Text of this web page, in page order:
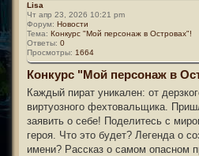
Lisa
Чт апр 23, 2026 10:21 pm
Форум: Новости
Тема: Конкурс "Мой персонаж в Островах"!
Ответы: 0
Просмотры: 1664
Конкурс "Мой персонаж в
Каждый пират уникален: от
виртуозного фехтовальщика.
заявить о себе! Поделитесь с
героя. Что это будет? Легенда о
имени? Рассказ о самом опасном